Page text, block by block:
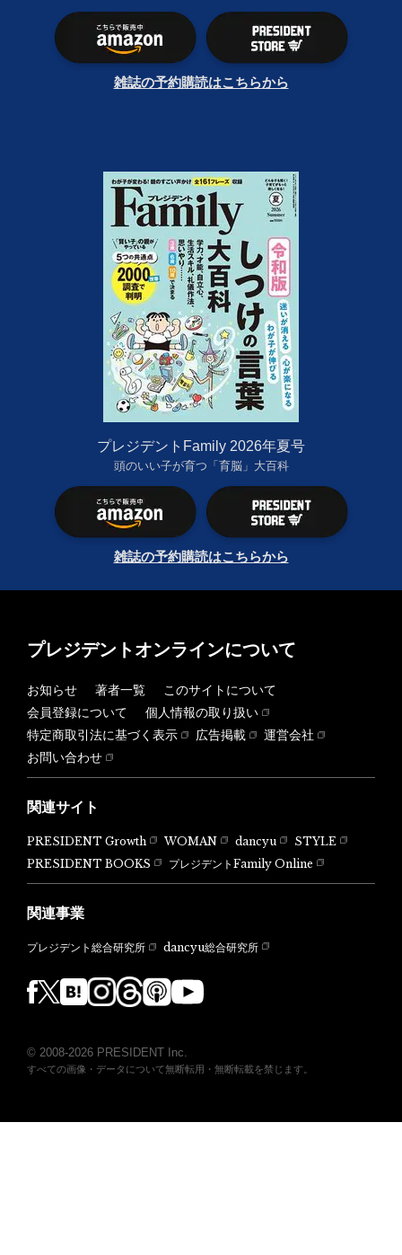
雑誌の予約購読はこちらから
プレジデントFamily 2026年夏号
頭のいい子が育つ「育脳」大百科
雑誌の予約購読はこちらから
プレジデントオンラインについて
お知らせ 著者一覧
このサイトについて
会員登録について
個人情報の取り扱い
特定商取引法に基づく表示
広告掲載
運営会社
お問い合わせ
関連サイト
PRESIDENT Growth WOMAN dancyu
STYLE
PRESIDENT BOOKS
プレジデントFamily Online
関連事業
プレジデント総合研究所 dancyu総合研究所
© 2008-2026 PRESIDENT Inc.
すべての画像・データについて無断転用・無断転載を禁じます。